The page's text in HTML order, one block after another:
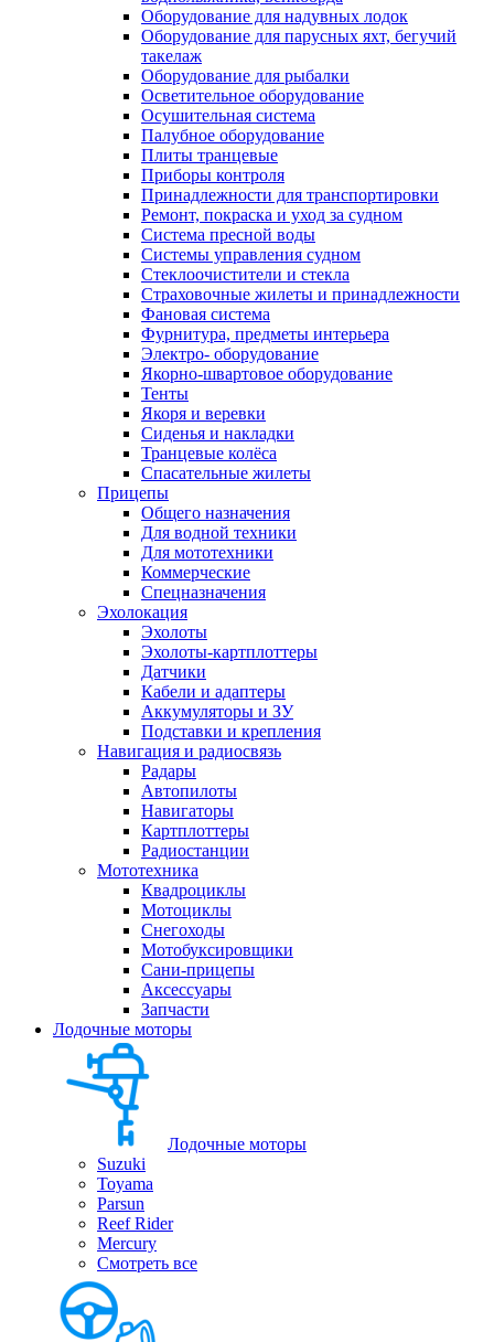
Оборудование для надувных лодок
Оборудование для парусных яхт, бегучий
такелаж
Оборудование для рыбалки
Осветительное оборудование
Осушительная система
Палубное оборудование
Плиты транцевые
Приборы контроля
Принадлежности для транспортировки
Ремонт, покраска и уход за судном
Система пресной воды
Системы управления судном
Стеклоочистители и стекла
Страховочные жилеты и принадлежности
Фановая система
Фурнитура, предметы интерьера
Электро- оборудование
Якорно-швартовое оборудование
Тенты
Якоря и веревки
Сиденья и накладки
Транцевые колёса
Спасательные жилеты
Прицепы
Общего назначения
Для водной техники
Для мототехники
Коммерческие
Спецназначения
Эхолокация
Эхолоты
Эхолоты-картплоттеры
Датчики
Кабели и адаптеры
Аккумуляторы и ЗУ
Подставки и крепления
Навигация и радиосвязь
Радары
Автопилоты
Навигаторы
Картплоттеры
Радиостанции
Мототехника
Квадроциклы
Мотоциклы
Снегоходы
Мотобуксировщики
Сани-прицепы
Аксессуары
Запчасти
Лодочные моторы
Лодочные моторы
Suzuki
Toyama
Parsun
Reef Rider
Mercury
Смотреть все